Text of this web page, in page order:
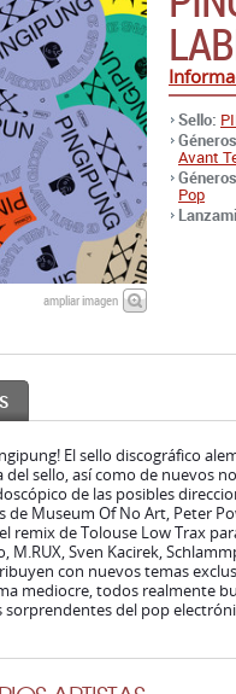
ampliar imagen
Sello:
Avant
Pop
El sello discográfico
de las posibles
Museum Of No Art, Peter
remix de Tolouse Low Trax
M.RUX, Sven Kacirek,
con nuevos temas
mediocre, todos realmente
sorprendentes del pop
ARTISTAS